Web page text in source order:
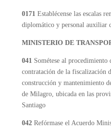
0171Establécense las escalas
diplomático y personal auxiliar
MINISTERIO DE
041 Sométese al procedimiento
contratación de la fiscalización
construcción y mantenimiento
de Milagro, ubicada en las
Santiago
042Refórmase el Acuerdo